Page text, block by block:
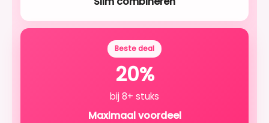
Beste deal
20%
bij 8+ stuks
Maximaal voordeel